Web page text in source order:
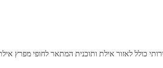
כולל לאזור אילת ותוכנית המתאר לחופי מפרץ